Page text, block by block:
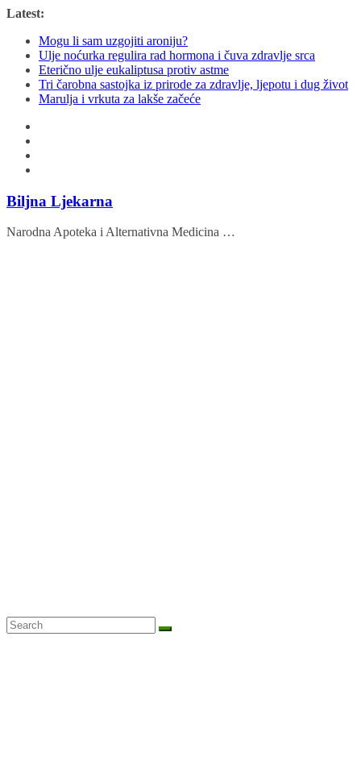
Skip
content
Latest:
Mogu li sam uzgojiti aroniju?
Ulje noćurka regulira rad hormona i čuva zdravlje srca
Eterično ulje eukaliptusa protiv astme
Tri čarobna sastojka iz prirode za zdravlje, ljepotu i dug život
Marulja i vrkuta za lakše začeće
Biljna Ljekarna
Narodna Apoteka i Alternativna Medicina …